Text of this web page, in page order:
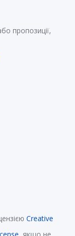
пропозиції,
Creative